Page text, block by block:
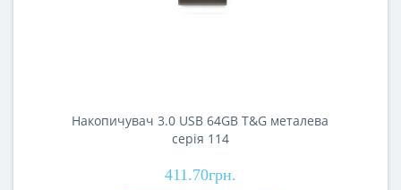
Накопичувач 3.0 USB 64GB T&G металева
серія 114
411.70грн.